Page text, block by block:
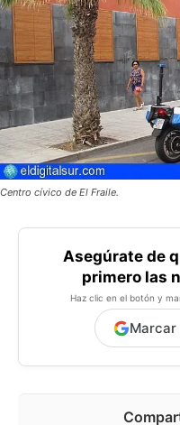
Centro cívico de El Fraile.
Asegúrate de
primero las
Haz clic en el botón y